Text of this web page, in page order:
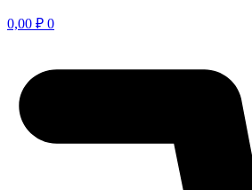
0,00 ₽ 0